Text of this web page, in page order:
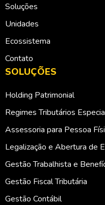
Soluções
Unidades
Ecossistema
Contato
SOLUÇÕES
Holding Patrimonial
Regimes Tributários
Assessoria para Pessoa
Legalização e Abertura de
Gestão Trabalhista e
Gestão Fiscal Tributária
Gestão Contábil